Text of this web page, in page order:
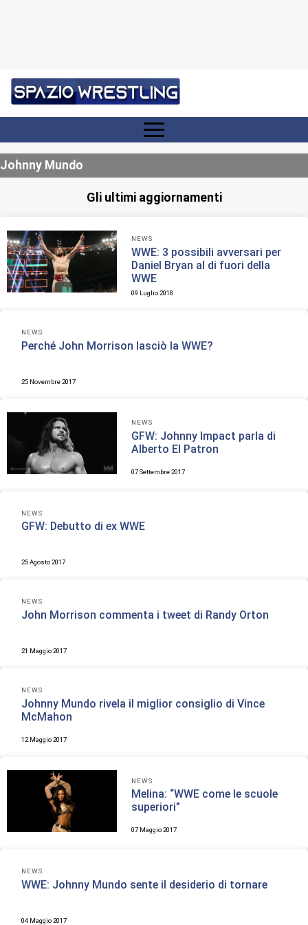
Johnny Mundo
Gli ultimi aggiornamenti
NEWS
WWE: 3 possibili avversari per
Daniel Bryan al di fuori della
WWE
09 Luglio 2018
NEWS
Perché John Morrison lasciò la WWE?
25 Novembre 2017
NEWS
GFW: Johnny Impact parla di
Alberto El Patron
07 Settembre 2017
NEWS
GFW: Debutto di ex WWE
25 Agosto 2017
NEWS
John Morrison commenta i tweet di Randy Orton
21 Maggio 2017
NEWS
Johnny Mundo rivela il miglior consiglio di Vince
McMahon
12 Maggio 2017
NEWS
Melina: “WWE come le scuole
superiori”
07 Maggio 2017
NEWS
WWE: Johnny Mundo sente il desiderio di tornare
04 Maggio 2017